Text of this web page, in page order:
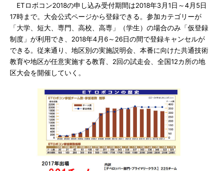
ETロボコン2018の申し込み受付期間は2018年3月1日～4月5日
17時まで。大会公式ページから登録できる。参加カテゴリーが
「大学、短大、専門、高校、高専」（学生）の場合のみ「仮登録
制度」が利用でき、2018年4月6～26日の間で登録キャンセルが
できる。従来通り、地区別の実施説明会、本番に向けた共通技術
教育や地区が任意実施する教育、2回の試走会、全国12カ所の地
区大会を開催していく。